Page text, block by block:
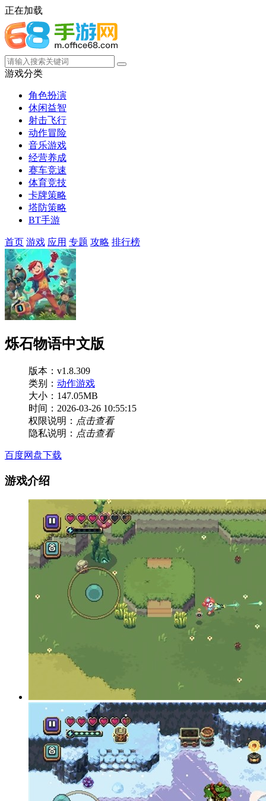
正在加载
游戏分类
角色扮演
休闲益智
射击飞行
动作冒险
音乐游戏
经营养成
赛车竞速
体育竞技
卡牌策略
塔防策略
BT手游
首页 游戏 应用 专题 攻略 排行榜
烁石物语中文版
版本：v1.8.309
类别： 动作游戏
大小：147.05MB
时间：2026-03-26 10:55:15
权限说明： 点击查看
隐私说明： 点击查看
百度网盘下载
游戏介绍